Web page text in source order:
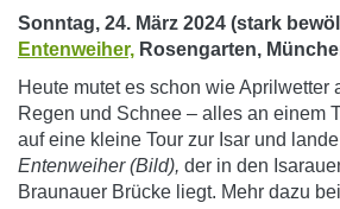
Sonntag, 24. März 2024 (stark
Entenweiher, Rosengarten,
Heute mutet es schon wie Aprilwetter
Regen und Schnee – alles an einem
auf eine kleine Tour zur Isar und
Entenweiher (Bild), der in den
Braunauer Brücke liegt. Mehr dazu bei